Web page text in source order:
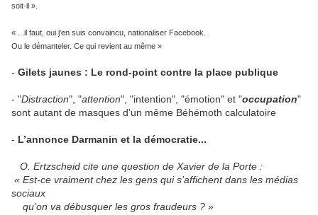
soit-il ».
« ...il faut, oui j'en suis convaincu, nationaliser Facebook.
Ou le démanteler. Ce qui revient au même »
- Gilets jaunes : Le rond-point contre la place publique
- "Distraction", "attention", "intention", "émotion" et "occupation"
sont autant de masques d'un même Béhémoth calculatoire
- L’annonce Darmanin et la démocratie...
O. Ertzscheid cite une question de Xavier de la Porte :
« Est-ce vraiment chez les gens qui s’affichent dans les médias
sociaux
qu’on va débusquer les gros fraudeurs ? »